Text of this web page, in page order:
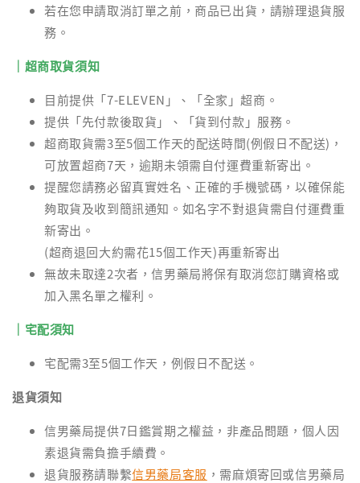
若在您申請取消訂單之前，商品已出貨，請辦理退貨服
務。
｜超商取貨須知
目前提供「7-ELEVEN」、「全家」超商。
提供「先付款後取貨」、「貨到付款」服務。
超商取貨需3至5個工作天的配送時間(例假日不配送)，
可放置超商7天，逾期未領需自付運費重新寄出。
提醒您請務必留真實姓名、正確的手機號碼，以確保能
夠取貨及收到簡訊通知。如名字不對退貨需自付運費重
新寄出。
(超商退回大約需花15個工作天)再重新寄出
無故未取達2次者，信男藥局將保有取消您訂購資格或
加入黑名單之權利。
｜宅配須知
宅配需3至5個工作天，例假日不配送。
退貨須知
信男藥局提供7日鑑賞期之權益，非產品問題，個人因
素退貨需負擔手續費。
退貨服務請聯繫信男藥局客服 ，需麻煩寄回或信男藥局